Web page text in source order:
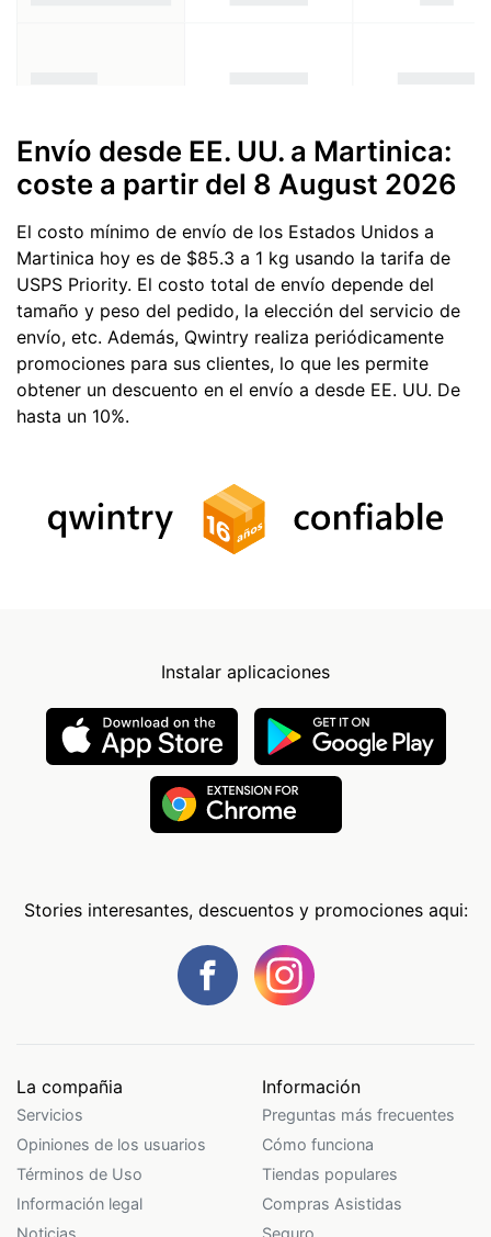
Envío desde EE. UU. a Martinica:
coste a partir del 8 August 2026
El costo mínimo de envío de los Estados Unidos a
Martinica hoy es de $85.3 a 1 kg usando la tarifa de
USPS Priority. El costo total de envío depende del
tamaño y peso del pedido, la elección del servicio de
envío, etc. Además, Qwintry realiza periódicamente
promociones para sus clientes, lo que les permite
obtener un descuento en el envío a desde EE. UU. De
hasta un 10%.
Instalar aplicaciones
Stories interesantes, descuentos y promociones aqui:
La compañia
Servicios
Opiniones de los usuarios
Términos de Uso
Información legal
Información
Preguntas más frecuentes
Cómo funciona
Tiendas populares
Compras Asistidas